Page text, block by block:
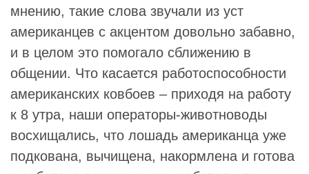
мнению, такие слова звучали из уст
американцев с акцентом довольно забавно,
и в целом это помогало сближению в
общении. Что касается работоспособности
американских ковбоев – приходя на работу
к 8 утра, наши операторы-животноводы
восхищались, что лошадь американца уже
подкована, вычищена, накормлена и готова